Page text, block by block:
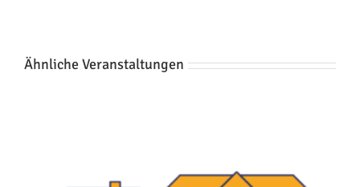
Ähnliche Veranstaltungen